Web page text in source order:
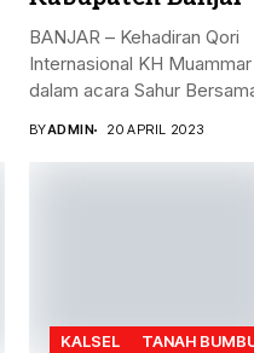
BANJAR – Kehadiran Qori
Internasional KH
dalam acara Sahur
BYADMIN 20 APRIL 2023
KALSEL TANAH